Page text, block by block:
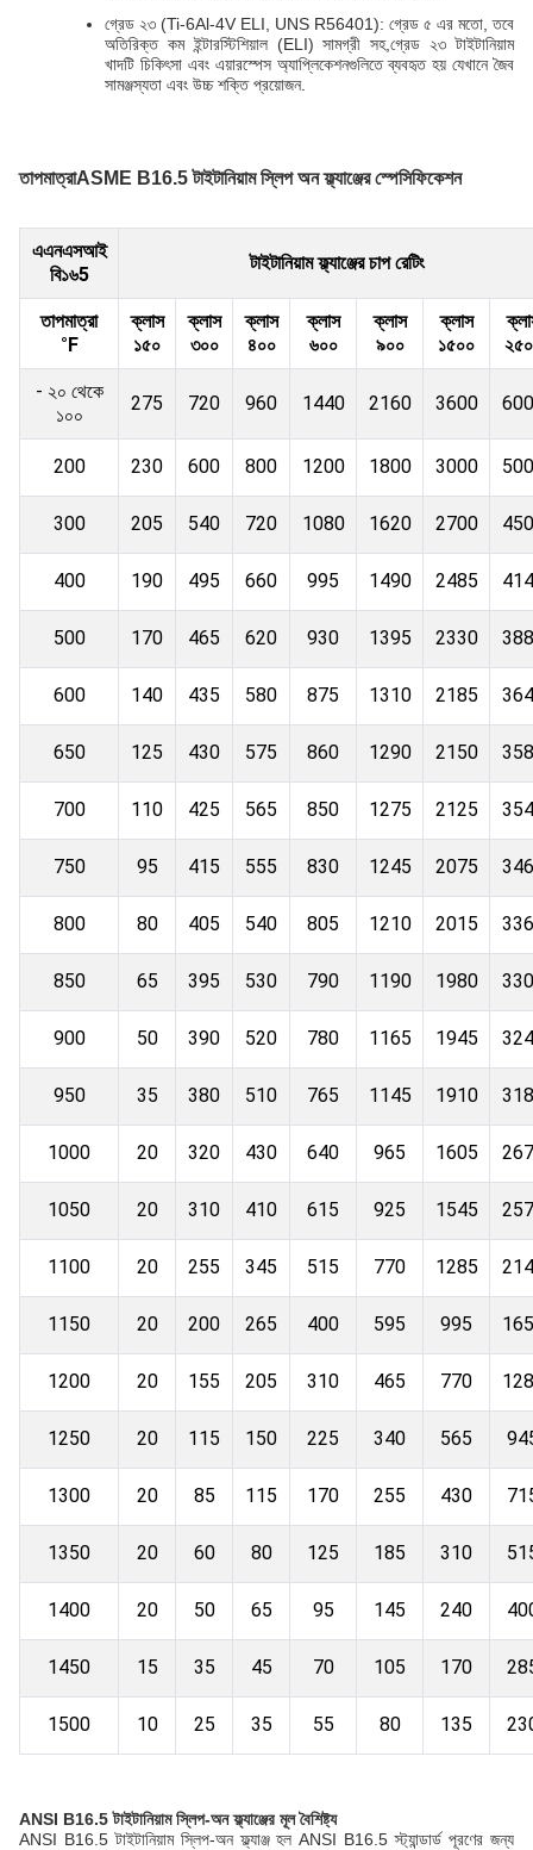
গ্রেড ২৩ (Ti-6Al-4V ELI, UNS R56401): গ্রেড ৫ এর মতো, তবে
অতিরিক্ত কম ইন্টারস্টিশিয়াল (ELI) সামগ্রী সহ,গ্রেড ২৩ টাইটানিয়াম
খাদটি চিকিৎসা এবং এয়ারস্পেস অ্যাপ্লিকেশনগুলিতে ব্যবহৃত হয় যেখানে জৈব
সামঞ্জস্যতা এবং উচ্চ শক্তি প্রয়োজন.
তাপমাত্রাASME B16.5 টাইটানিয়াম স্লিপ অন ফ্ল্যাঞ্জের স্পেসিফিকেশন
এএনএসআই
বি১৬5
টাইটানিয়াম ফ্ল্যাঞ্জের চাপ রেটিং
তাপমাত্রা
°F
ক্লাস
১৫০
ক্লাস
৩০০
ক্লাস
৪০০
ক্লাস
৬০০
ক্লাস
৯০০
ক্লাস
১৫০০
- ২০ থেকে
১০০
275 720 960 1440 2160 3600
200 230 600 800 1200 1800 3000
300 205 540 720 1080 1620 2700
400 190 495 660 995 1490 2485
500 170 465 620 930 1395 2330
600 140 435 580 875 1310 2185
650 125 430 575 860 1290 2150
700 110 425 565 850 1275 2125
750 95 415 555 830 1245 2075
800 80 405 540 805 1210 2015
850 65 395 530 790 1190 1980
900 50 390 520 780 1165 1945
950 35 380 510 765 1145 1910
1000 20 320 430 640 965 1605
1050 20 310 410 615 925 1545
1100 20 255 345 515 770 1285
1150 20 200 265 400 595 995
1200 20 155 205 310 465 770
1250 20 115 150 225 340 565
1300 20 85 115 170 255 430
1350 20 60 80 125 185 310
1400 20 50 65 95 145 240
1450 15 35 45 70 105 170
1500 10 25 35 55 80 135
ANSI B16.5 টাইটানিয়াম স্লিপ-অন ফ্ল্যাঞ্জের মূল বৈশিষ্ট্য
ANSI B16.5 টাইটানিয়াম স্লিপ-অন ফ্ল্যাঞ্জ হল ANSI B16.5 স্ট্যান্ডার্ড পূরণের জন্য